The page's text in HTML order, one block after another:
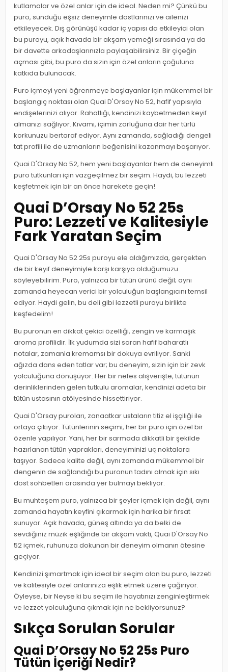
kutlamalar ve özel anlar için de ideal. Neden mi? Çünkü bu
puro, sunduğu eşsiz deneyimle dostlarınızı ve ailenizi
etkileyecek. Dış görünüşü kadar iç yapısı da etkileyici olan
bu puroyu, açık havada bir akşam yemeği sırasında ya da
bir davette arkadaşlarınızla paylaşabilirsiniz. Bir çiçeğin
açması gibi, bu puro da sizin için özel anların çoğuluna
katkıda bulunacak.
Puro içmeyi yeni öğrenmeye başlayanlar için mükemmel bir
başlangıç noktası olan Quai D'Orsay No 52, hafif yapısıyla
endişelerinizi alıyor. Rahatlığı, kendinizi kaybetmeden keyif
almanızı sağlıyor. Kıvamı, içimin zorluğuna dair her türlü
korkunuzu bertaraf ediyor. Aynı zamanda, sağladığı dengeli
tat profili ile de uzmanların beğenisini kazanmayı başarıyor.
Quai D'Orsay No 52, hem yeni başlayanlar hem de deneyimli
puro tutkunları için vazgeçilmez bir seçim. Haydi, bu lezzeti
keşfetmek için bir an önce harekete geçin!
Quai D’Orsay No 52 25s
Puro: Lezzeti ve Kalitesiyle
Fark Yaratan Seçim
Quai D'Orsay No 52 25s puroyu ele aldığımızda, gerçekten
de bir keyif deneyimiyle karşı karşıya olduğumuzu
söyleyebilirim. Puro, yalnızca bir tütün ürünü değil; aynı
zamanda heyecan verici bir yolculuğun başlangıcını temsil
ediyor. Haydi gelin, bu deli gibi lezzetli puroyu birlikte
keşfedelim!
Bu puronun en dikkat çekici özelliği, zengin ve karmaşık
aroma profilidir. İlk yudumda sizi saran hafif baharatlı
notalar, zamanla kremamsı bir dokuya evriliyor. Sanki
ağızda dans eden tatlar var; bu deneyim, sizin için bir zevk
yolculuğuna dönüşüyor. Her bir nefes alışverişte, tütünün
derinliklerinden gelen tutkulu aromalar, kendinizi adeta bir
tütün ustasının atölyesinde hissettiriyor.
Quai D'Orsay puroları, zanaatkar ustaların titiz el işçiliği ile
ortaya çıkıyor. Tütünlerinin seçimi, her bir puro için özel bir
özenle yapılıyor. Yani, her bir sarmada dikkatli bir şekilde
hazırlanan tütün yaprakları, deneyiminizi uç noktalara
taşıyor. Sadece kalite değil, aynı zamanda mükemmel bir
dengenin de sağlandığı bu puronun tadını almak için sıkı
dost sohbetleri arasında yer bulmayı bekliyor.
Bu muhteşem puro, yalnızca bir şeyler içmek için değil, aynı
zamanda hayatın keyfini çıkarmak için harika bir fırsat
sunuyor. Açık havada, güneş altında ya da belki de
sevdiğiniz müzik eşliğinde bir akşam vakti, Quai D'Orsay No
52 içmek, ruhunuza dokunan bir deneyim olmanın ötesine
geçiyor.
Kendinizi şımartmak için ideal bir seçim olan bu puro, lezzeti
ve kalitesiyle özel anlarınıza eşlik etmek üzere çağırıyor.
Öyleyse, bir Neyse ki bu seçim ile hayatınızı zenginleştirmek
ve lezzet yolculuğuna çıkmak için ne bekliyorsunuz?
Sıkça Sorulan Sorular
Quai D’Orsay No 52 25s Puro
Tütün İçeriği Nedir?